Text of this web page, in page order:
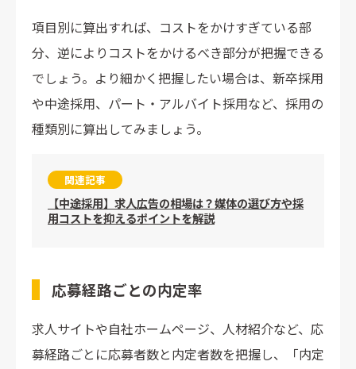
項目別に算出すれば、コストをかけすぎている部
分、逆によりコストをかけるべき部分が把握できる
でしょう。より細かく把握したい場合は、新卒採用
や中途採用、パート・アルバイト採用など、採用の
種類別に算出してみましょう。
関連記事
【中途採用】求人広告の相場は？媒体の選び方や採
用コストを抑えるポイントを解説
応募経路ごとの内定率
求人サイトや自社ホームページ、人材紹介など、応
募経路ごとに応募者数と内定者数を把握し、「内定